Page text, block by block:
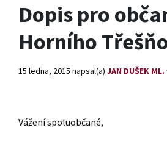
Dopis pro
Horního
15 ledna, 2015 napsal(a) JAN DUŠEK ML.
Vážení spoluobčané,